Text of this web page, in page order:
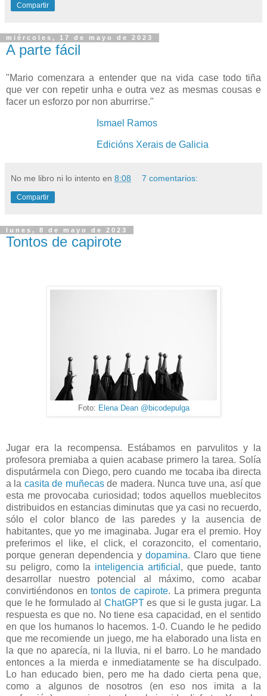
Compartir
miércoles, 17 de mayo de 2023
A parte fácil
"Mario comenzara a entender que na vida case todo tiña
que ver con repetir unha e outra vez as mesmas cousas e
facer un esforzo por non aburrirse."
Ismael Ramos
Edicións Xerais de Galicia
No me libro ni lo intento en 8:08 7 comentarios:
Compartir
lunes, 8 de mayo de 2023
Tontos de capirote
Foto: Elena Dean @bicodepulga
Jugar era la recompensa. Estábamos en parvulitos y la
profesora premiaba a quien acabase primero la tarea. Solía
disputármela con Diego, pero cuando me tocaba iba directa
a la casita de muñecasde madera. Nunca tuve una, así que
esta me provocaba curiosidad; todos aquellos mueblecitos
distribuidos en estancias diminutas que ya casi no recuerdo,
sólo el color blanco de las paredes y la ausencia de
habitantes, que yo me imaginaba. Jugar era el premio. Hoy
preferimos el like, el click, el corazoncito, el comentario,
porque generan dependencia y dopamina. Claro que tiene
su peligro, como la inteligencia artificial , que puede, tanto
desarrollar nuestro potencial al máximo, como acabar
convirtiéndonos entontos de capirote. La primera pregunta
que le he formulado al ChatGPTes que si le gusta jugar. La
respuesta es que no. No tiene esa capacidad, en el sentido
en que los humanos lo hacemos. 1-0. Cuando le he pedido
que me recomiende un juego, me ha elaborado una lista en
la que no aparecía, ni la lluvia, ni el barro. Lo he mandado
entonces a la mierda e inmediatamente se ha disculpado.
Lo han educado bien, pero me ha dado cierta pena que,
como a algunos de nosotros (en eso nos imita a la